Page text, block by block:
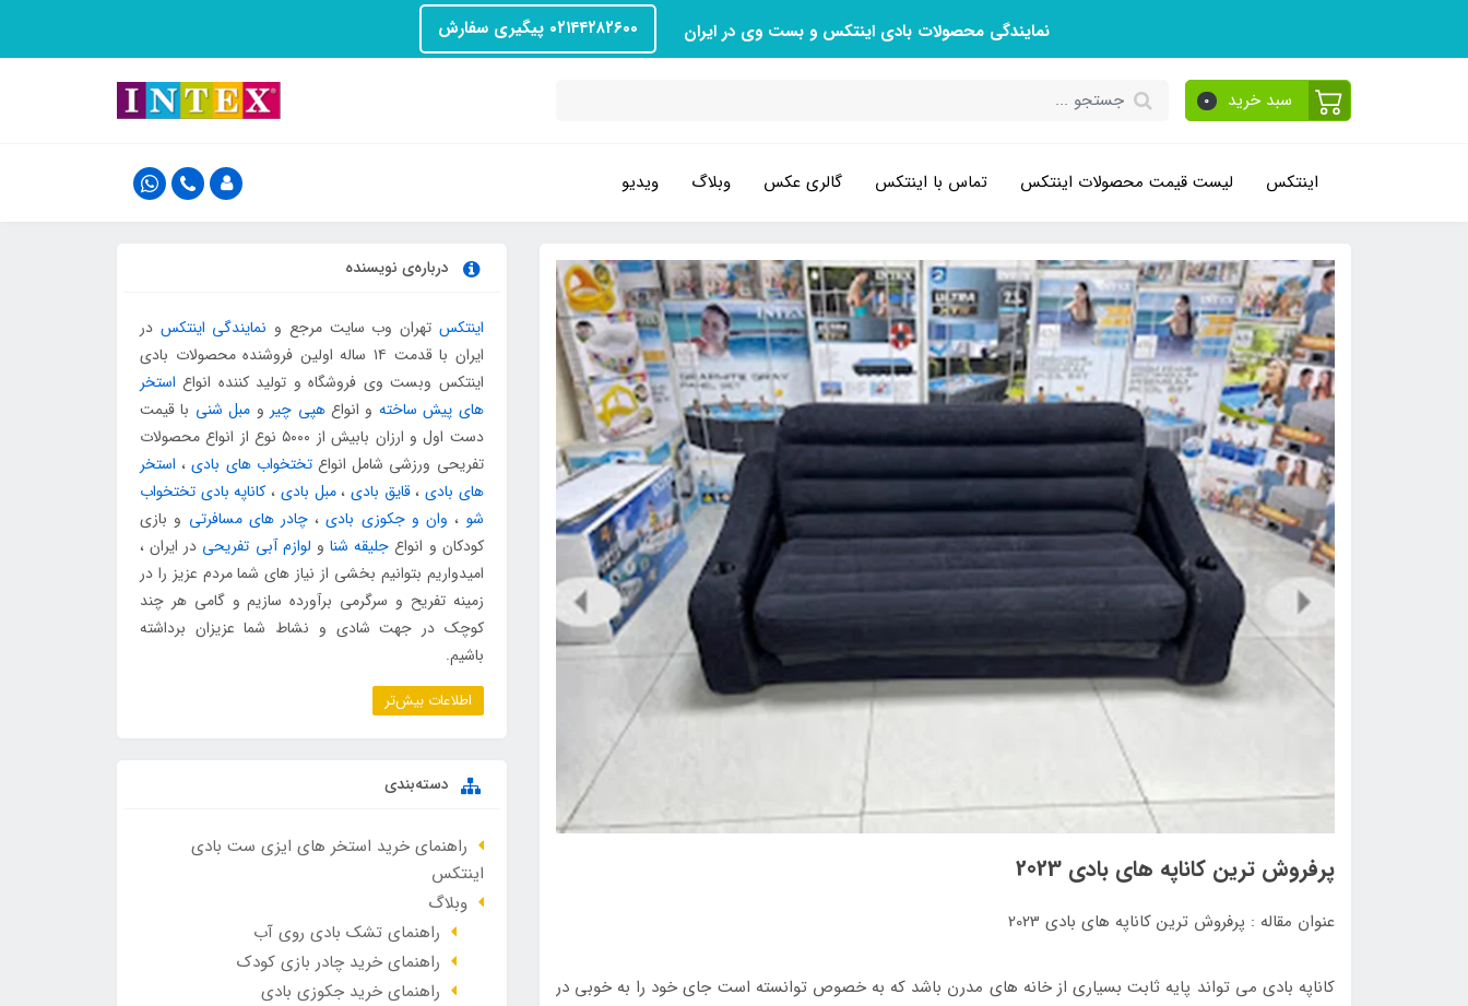
نمایندگی محصولات بادی اینتکس و بست وی در ایران ۰۲۱۴۴۲۸۲۶۰۰ پیگیری سفارش
سبد خرید 0
اینتکس لیست قیمت محصولات اینتکس تماس با اینتکس گالری عکس وبلاگ ویدیو
پرفروش ترین کاناپه های بادی 2023
عنوان مقاله : پرفروش ترین کاناپه های بادی 2023
کاناپه بادی می تواند پایه ثابت بسیاری از خانه های مدرن باشد که به خصوص توانسته است جای خود را به خوبی در
درباره‌ی نویسنده
اینتکس تهران وب سایت مرجع و نمایندگی اینتکس در
ایران با قدمت ۱۴ ساله اولین فروشنده محصولات بادی
اینتکس وبست وی فروشگاه و تولید کننده انواع استخر
های پیش ساخته و انواعهپی چیر و مبل شنی با قیمت
دست اول و ارزان بابیش از ۵۰۰۰ نوع از انواع محصولات
تفریحی ورزشی شامل انواعتختخواب های بادی، استخر
های بادی،قایق بادی ،مبل بادی ، کاناپه بادی تختخواب
شو ، وان و جکوزی بادی،چادر های مسافرتی و بازی
کودکان و انواع جلیقه شناو لوازم آبی تفریحی در ایران ،
امیدواریم بتوانیم بخشی از نیاز های شما مردم عزیز را در
زمینه تفریح و سرگرمی برآورده سازیم و گامی هر چند
کوچک در جهت شادی و نشاط شما عزیزان برداشته
باشیم.
اطلاعات بیش‌تر
دسته‌بندی
راهنمای خرید استخر های ایزی ست بادی
اینتکس
وبلاگ
راهنمای تشک بادی روی آب
راهنمای خرید چادر بازی کودک
راهنمای خرید جکوزی بادی